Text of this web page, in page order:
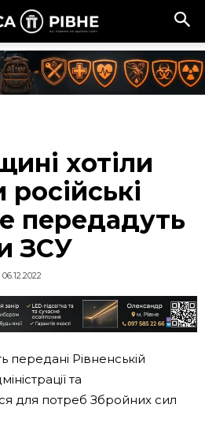
хотіли
передадуть
ЗСУ
06.12.2022
передані Рівненській
та
для потреб Збройних сил